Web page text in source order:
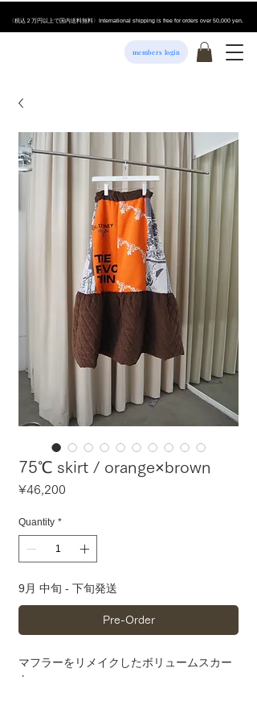
​〈税込２万円以上で国内送料無料〉International shipping is free for orders over 50,000 yen.
members login
75℃ skirt / orange×brown
¥46,200
Quantity *
9月 中旬 - 下旬発送
Pre-Order
マフラーをリメイクしたボリュームスカー
ト。